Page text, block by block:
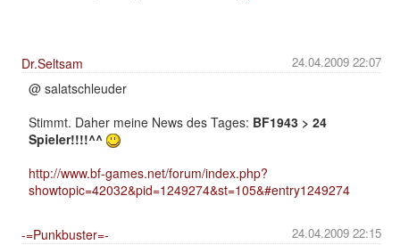
24.04.2009 22:07
Dr.Seltsam
@ salatschleuder
Stimmt. Daher meine News des Tages: BF1943 > 24
Spieler!!!!^^
http://www.bf-games.net/forum/index.php?
showtopic=42032&pid=1249274&st=105&#entry1249274
24.04.2009 22:15
-=Punkbuster=-